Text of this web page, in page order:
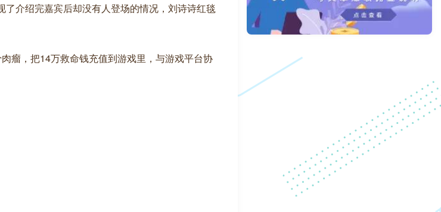
介绍完嘉宾后却没有人登场的情况，刘诗诗红毯
瘤，把14万救命钱充值到游戏里，与游戏平台协